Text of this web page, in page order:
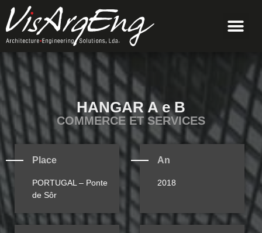
HANGAR A e B
COMMERCE ET SERVICES
Place
PORTUGAL – Ponte
de Sôr
An
2018